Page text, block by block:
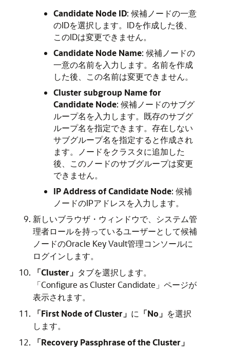
Candidate Node ID: 候補ノードの一意
のIDを選択します。IDを作成した後、
このIDは変更できません。
Candidate Node Name: 候補ノードの
一意の名前を入力します。名前を作成
した後、この名前は変更できません。
Cluster subgroup Name for
Candidate Node: 候補ノードのサブグ
ループ名を入力します。既存のサブグ
ループ名を指定できます。存在しない
サブグループ名を指定すると作成され
ます。ノードをクラスタに追加した
後、このノードのサブグループは変更
できません。
IP Address of Candidate Node: 候補
ノードのIPアドレスを入力します。
新しいブラウザ・ウィンドウで、システム管
理者ロールを持っているユーザーとして候補
ノードのOracle Key Vault管理コンソールに
ログインします。
「Cluster」 タブを選択します。
「Configure as Cluster Candidate」ページが
表示されます。
「First Node of Cluster」 に 「No」 を選択
します。
「Recovery Passphrase of the Cluster」